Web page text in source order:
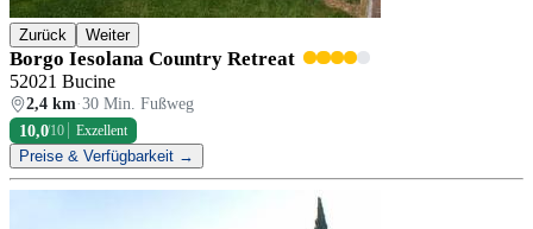
Zurück Weiter
Borgo Iesolana Country Retreat
52021 Bucine
2,4 km·30 Min. Fußweg
10,0/10 Exzellent
Preise & Verfügbarkeit →